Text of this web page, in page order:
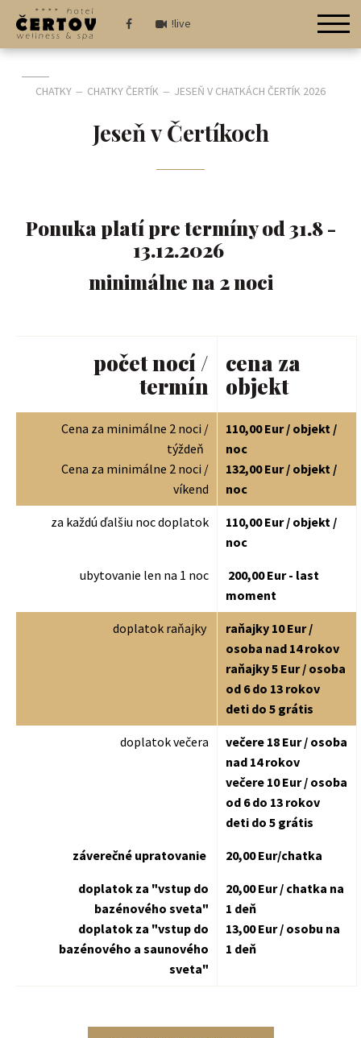
!live
CHATKY — CHATKY ČERTÍK — JESEŇ V CHATKÁCH ČERTÍK 2026
Jeseň v Čertíkoch
Ponuka platí pre termíny od 31.8 -
13.12.2026
minimálne na 2 noci
počet nocí /
termín
cena za
objekt
Cena za minimálne 2 noci /
týždeň
Cena za minimálne 2 noci /
víkend
110,00 Eur / objekt /
noc
132,00 Eur / objekt /
noc
za každú ďalšiu noc doplatok
110,00 Eur / objekt /
noc
ubytovanie len na 1 noc
200,00 Eur - last
moment
doplatok raňajky
raňajky 10 Eur /
osoba nad 14 rokov
raňajky 5 Eur / osoba
od 6 do 13 rokov
deti do 5 grátis
doplatok večera
večere 18 Eur / osoba
nad 14 rokov
večere 10 Eur / osoba
od 6 do 13 rokov
deti do 5 grátis
záverečné upratovanie 20,00 Eur/chatka
doplatok za "vstup do
bazénového sveta"
doplatok za "vstup do
bazénového a saunového
sveta"
20,00 Eur / chatka na
1 deň
13,00 Eur / osobu na
1 deň